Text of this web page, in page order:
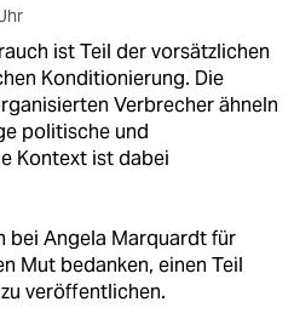
ist Teil der vorsätzlichen
Konditionierung. Die
Verbrecher ähneln
politische und
Kontext ist dabei
bei Angela Marquardt für
Mut bedanken, einen Teil
veröffentlichen.